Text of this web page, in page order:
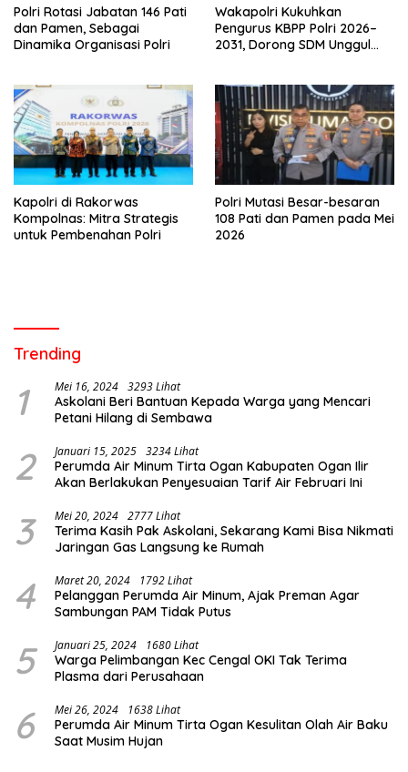
Polri Rotasi Jabatan 146 Pati
dan Pamen, Sebagai
Dinamika Organisasi Polri
Wakapolri Kukuhkan
Pengurus KBPP Polri 2026–
2031, Dorong SDM Unggul
Kapolri di Rakorwas
Kompolnas: Mitra Strategis
untuk Pembenahan Polri
Polri Mutasi Besar-besaran
108 Pati dan Pamen pada Mei
2026
Trending
1 Mei 16, 2024 3293 Lihat
Askolani Beri Bantuan Kepada Warga yang Mencari
Petani Hilang di Sembawa
2 Januari 15, 2025 3234 Lihat
Perumda Air Minum Tirta Ogan Kabupaten Ogan Ilir
Akan Berlakukan Penyesuaian Tarif Air Februari Ini
3 Mei 20, 2024 2777 Lihat
Terima Kasih Pak Askolani, Sekarang Kami Bisa Nikmati
Jaringan Gas Langsung ke Rumah
4 Maret 20, 2024 1792 Lihat
Pelanggan Perumda Air Minum, Ajak Preman Agar
Sambungan PAM Tidak Putus
5 Januari 25, 2024 1680 Lihat
Warga Pelimbangan Kec Cengal OKI Tak Terima
Plasma dari Perusahaan
6 Mei 26, 2024 1638 Lihat
Perumda Air Minum Tirta Ogan Kesulitan Olah Air Baku
Saat Musim Hujan